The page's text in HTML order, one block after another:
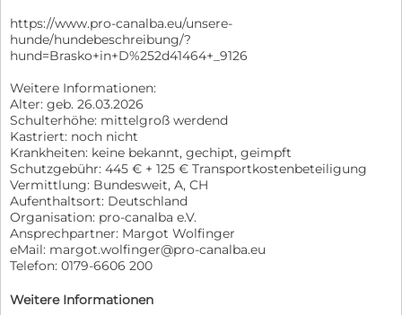
https://www.pro-canalba.eu/unsere-
hunde/hundebeschreibung/?
hund=Brasko+in+D%252d41464+_9126
Weitere Informationen:
Alter: geb. 26.03.2026
Schulterhöhe: mittelgroß werdend
Kastriert: noch nicht
Krankheiten: keine bekannt, gechipt, geimpft
Schutzgebühr: 445 € + 125 € Transportkostenbeteiligung
Vermittlung: Bundesweit, A, CH
Aufenthaltsort: Deutschland
Organisation: pro-canalba e.V.
Ansprechpartner: Margot Wolfinger
eMail: margot.wolfinger@pro-canalba.eu
Telefon: 0179-6606 200
Weitere Informationen